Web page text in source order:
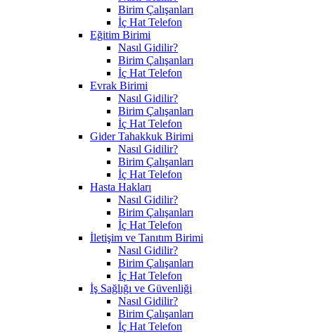
Birim Çalışanları
İç Hat Telefon
Eğitim Birimi
Nasıl Gidilir?
Birim Çalışanları
İç Hat Telefon
Evrak Birimi
Nasıl Gidilir?
Birim Çalışanları
İç Hat Telefon
Gider Tahakkuk Birimi
Nasıl Gidilir?
Birim Çalışanları
İç Hat Telefon
Hasta Hakları
Nasıl Gidilir?
Birim Çalışanları
İç Hat Telefon
İletişim ve Tanıtım Birimi
Nasıl Gidilir?
Birim Çalışanları
İç Hat Telefon
İş Sağlığı ve Güvenliği
Nasıl Gidilir?
Birim Çalışanları
İç Hat Telefon